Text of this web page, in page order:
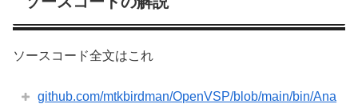
ソースコード全文はこれ
github.com/mtkbirdman/OpenVSP/blob/main/bin/Ana